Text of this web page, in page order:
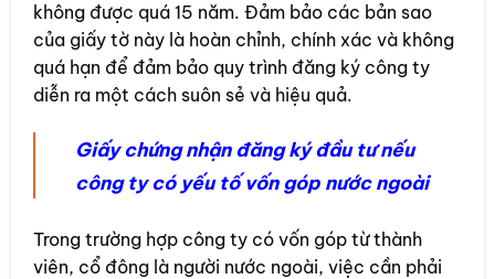
không được quá 15 năm. Đảm bảo các bản sao
của giấy tờ này là hoàn chỉnh, chính xác và không
quá hạn để đảm bảo quy trình đăng ký công ty
diễn ra một cách suôn sẻ và hiệu quả.
Giấy chứng nhận đăng ký đầu tư nếu
công ty có yếu tố vốn góp nước ngoài
Trong trường hợp công ty có vốn góp từ thành
viên, cổ đông là người nước ngoài, việc cần phải